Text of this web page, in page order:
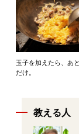
玉子を加えたら、あ
だけ。
教える人